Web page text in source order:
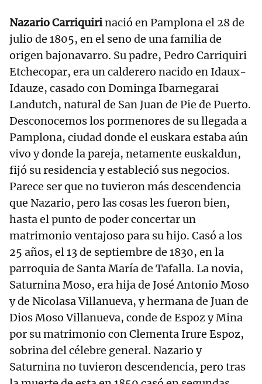
Nazario Carriquirinació en Pamplona el 28 de
julio de 1805, en el seno de una familia de
origen bajonavarro. Su padre, Pedro Carriquiri
Etchecopar, era un calderero nacido en Idaux-
Idauze, casado con Dominga Ibarnegarai
Landutch, natural de San Juan de Pie de Puerto.
Desconocemos los pormenores de su llegada a
Pamplona, ciudad donde el euskara estaba aún
vivo y donde la pareja, netamente euskaldun,
fijó su residencia y estableció sus negocios.
Parece ser que no tuvieron más descendencia
que Nazario, pero las cosas les fueron bien,
hasta el punto de poder concertar un
matrimonio ventajoso para su hijo. Casó a los
25 años, el 13 de septiembre de 1830, en la
parroquia de Santa María de Tafalla. La novia,
Saturnina Moso, era hija de José Antonio Moso
y de Nicolasa Villanueva, y hermana de Juan de
Dios Moso Villanueva, conde de Espoz y Mina
por su matrimonio con Clementa Irure Espoz,
sobrina del célebre general. Nazario y
Saturnina no tuvieron descendencia, pero tras